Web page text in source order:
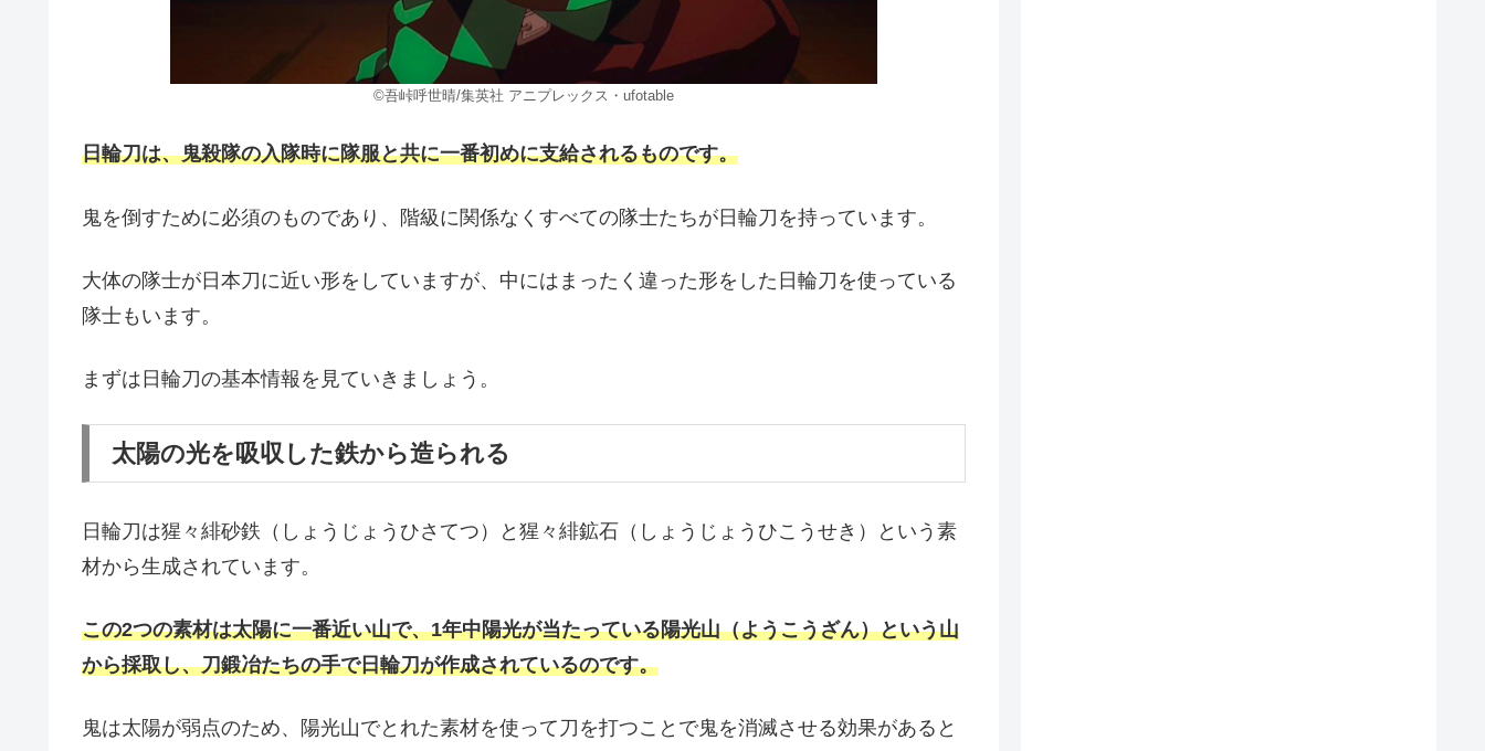
©吾峠呼世晴/集英社 アニプレックス・ufotable
日輪刀は、鬼殺隊の入隊時に隊服と共に一番初めに支給されるものです。
鬼を倒すために必須のものであり、階級に関係なくすべての隊士たちが日輪刀を持っています。
大体の隊士が日本刀に近い形をしていますが、中にはまったく違った形をした日輪刀を使っている
隊士もいます。
まずは日輪刀の基本情報を見ていきましょう。
太陽の光を吸収した鉄から造られる
日輪刀は猩々緋砂鉄（しょうじょうひさてつ）と猩々緋鉱石（しょうじょうひこうせき）という素
材から生成されています。
この2つの素材は太陽に一番近い山で、1年中陽光が当たっている陽光山（ようこうざん）という山
から採取し、刀鍛冶たちの手で日輪刀が作成されているのです。
鬼は太陽が弱点のため、陽光山でとれた素材を使って刀を打つことで鬼を消滅させる効果があると